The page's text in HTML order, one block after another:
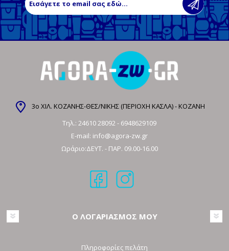
3ο ΧΙΛ. ΚΟΖΑΝΗΣ-ΘΕΣ/ΝΙΚΗΣ (ΠΕΡΙΟΧΗ ΚΑΣΛΑ) - ΚΟΖΑΝΗ
Τηλ.: 24610 28092 - 6948629109
E-mail: info@agora-zw.gr
Ωράριο:ΔΕΥΤ. - ΠΑΡ. 09.00-16.00
Ο ΛΟΓΑΡΙΑΣΜΟΣ ΜΟΥ
Πληροφορίες πελάτη